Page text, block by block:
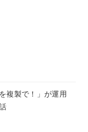
複製で！」が運用